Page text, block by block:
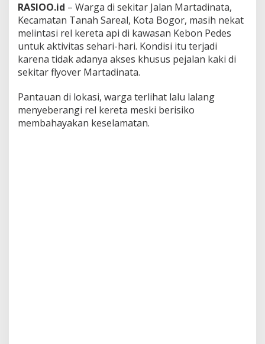
RASIOO.id – Warga di sekitar Jalan Martadinata,
Kecamatan Tanah Sareal, Kota Bogor, masih nekat
melintasi rel kereta api di kawasan Kebon Pedes
untuk aktivitas sehari-hari. Kondisi itu terjadi
karena tidak adanya akses khusus pejalan kaki di
sekitar flyover Martadinata.
Pantauan di lokasi, warga terlihat lalu lalang
menyeberangi rel kereta meski berisiko
membahayakan keselamatan.